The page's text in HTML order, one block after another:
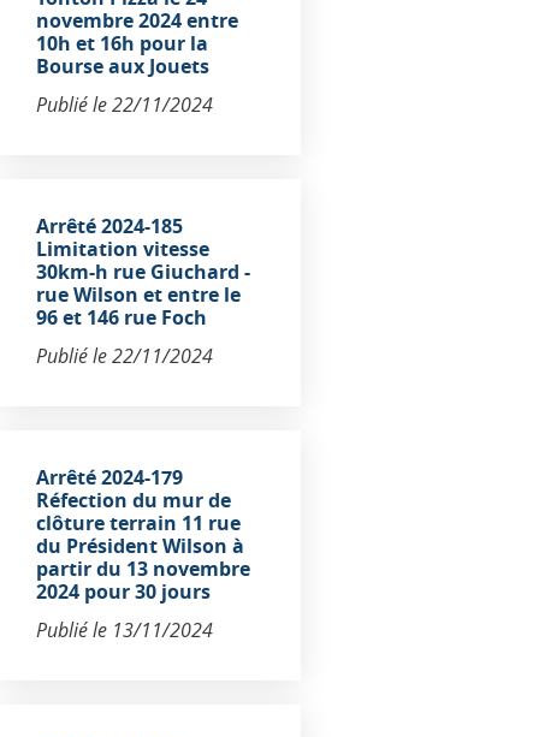
novembre 2024 entre
10h et 16h pour la
Bourse aux Jouets
Publié le22/11/2024
Arrêté 2024-185
Limitation vitesse
30km-h rue Giuchard -
rue Wilson et entre le
96 et 146 rue Foch
Publié le22/11/2024
Arrêté 2024-179
Réfection du mur de
clôture terrain 11 rue
du Président Wilson à
partir du 13 novembre
2024 pour 30 jours
Publié le 13/11/2024